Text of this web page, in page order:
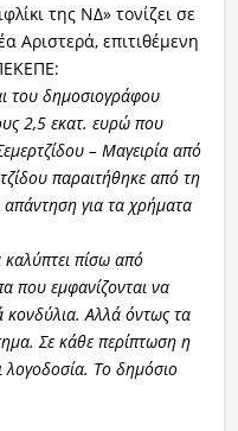
της ΝΔ» τονίζει σε
Αριστερά, επιτιθέμενη
του δημοσιογράφου
2,5 εκατ. ευρώ που
– Μαγειρία από
παραιτήθηκε από τη
για τα χρήματα
πίσω από
που εμφανίζονται να
Αλλά όντως τα
Σε κάθε περίπτωση η
λογοδοσία. Το δημόσιο